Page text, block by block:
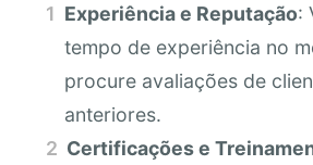
Experiência e Reputação:
tempo de experiência no
procure avaliações de
anteriores.
Certificações e